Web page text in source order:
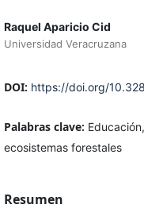
Raquel Aparicio Cid
Universidad Veracruzana
DOI: https://doi.org/
Palabras clave:
ecosistemas forestales
Resumen